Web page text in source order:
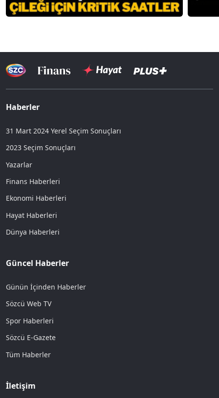
Haberler
31 Mart 2024 Yerel Seçim Sonuçları
2023 Seçim Sonuçları
Yazarlar
Finans Haberleri
Ekonomi Haberleri
Hayat Haberleri
Dünya Haberleri
Güncel Haberler
Günün İçinden Haberler
Sözcü Web TV
Spor Haberleri
Sözcü E-Gazete
Tüm Haberler
İletişim